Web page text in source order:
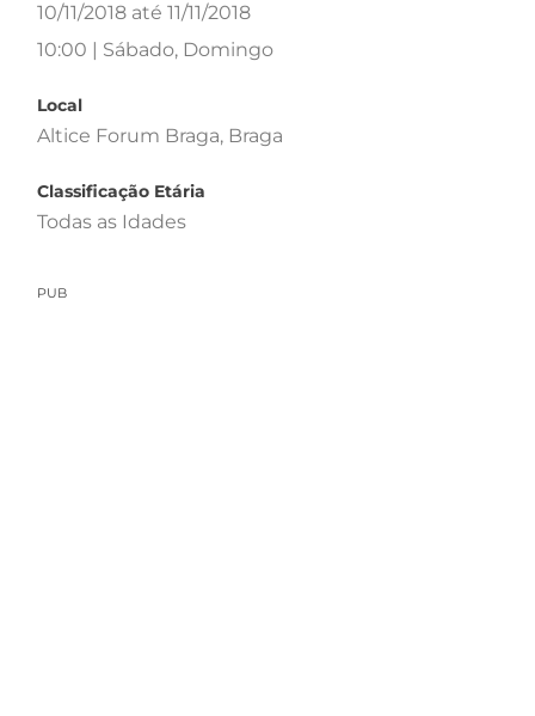
10/11/2018 até 11/11/2018
10:00 | Sábado, Domingo
Local
Altice Forum Braga, Braga
Classificação Etária
Todas as Idades
PUB